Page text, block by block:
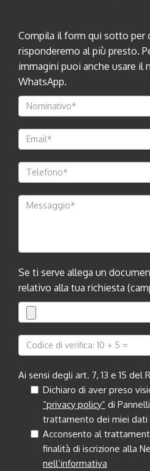
Compila il form qui sotto per
risponderemo al più presto.
immagini puoi anche usare il
WhatsApp.
Se ti serve allega un
relativo alla tua richiesta
Ai sensi degli art. 7, 13 e 15 del
Dichiaro di aver preso
“privacy policy” di
trattamento dei miei dati
Acconsento al
finalità di iscrizione alla
nell’informativa